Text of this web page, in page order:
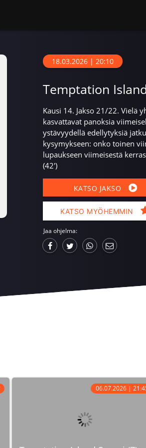
18.03.2026 | 20:10
Temptation
Kausi 14. Jakso 21/22. Vielä
kasvattavat panoksia
ystävyydellä edellytyksiä
kysymykseen: onko toinen
lupaukseen viimeisestä
(42')
KATSO JAKSO
KATSO MYÖHEMMIN
Jaa ohjelma:
06.07.2026 |